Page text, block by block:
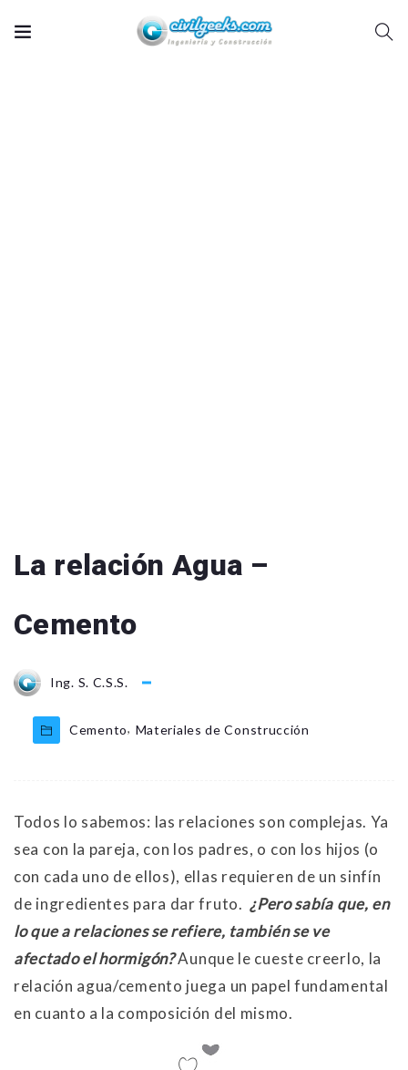
La relación Agua –
Cemento
Ing. S. C.S.S.
Cemento, Materiales de Construcción
Todos lo sabemos: las relaciones son complejas. Ya
sea con la pareja, con los padres, o con los hijos (o
con cada uno de ellos), ellas requieren de un sinfín
de ingredientes para dar fruto. ¿Pero sabía que, en
lo que a relaciones se refiere, también se ve
afectado el hormigón?Aunque le cueste creerlo, la
relación agua/cemento juega un papel fundamental
en cuanto a la composición del mismo.